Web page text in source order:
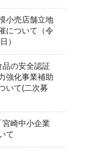
小売店舗立地
について（令
）
の安全認証
強化事業補助
いて(二次募
崎中小企業
て